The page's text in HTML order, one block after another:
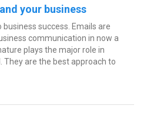
your business
success. Emails are
communication in now a
plays the major role in
are the best approach to